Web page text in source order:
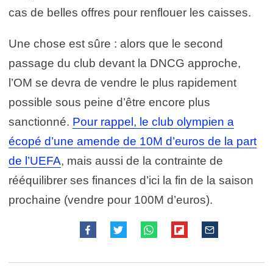
cas de belles offres pour renflouer les caisses.
Une chose est sûre : alors que le second
passage du club devant la DNCG approche,
l’OM se devra de vendre le plus rapidement
possible sous peine d’être encore plus
sanctionné. Pour rappel, le club olympien a
écopé d’une amende de 10M d’euros de la part
de l’UEFA, mais aussi de la contrainte de
rééquilibrer ses finances d’ici la fin de la saison
prochaine (vendre pour 100M d’euros).